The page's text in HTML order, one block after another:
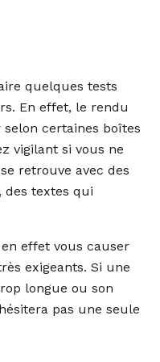
quelques tests
En effet, le rendu
certaines boîtes
vigilant si vous ne
retrouve avec des
des textes qui
effet vous causer
exigeants. Si une
longue ou son
pas une seule